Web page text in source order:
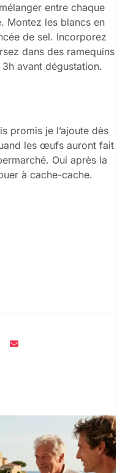
entre chaque
Montez les blancs en
de sel. Incorporez
dans des ramequins
avant dégustation.
promis je l’ajoute dès
les œufs auront fait
Oui après la
à cache-cache.